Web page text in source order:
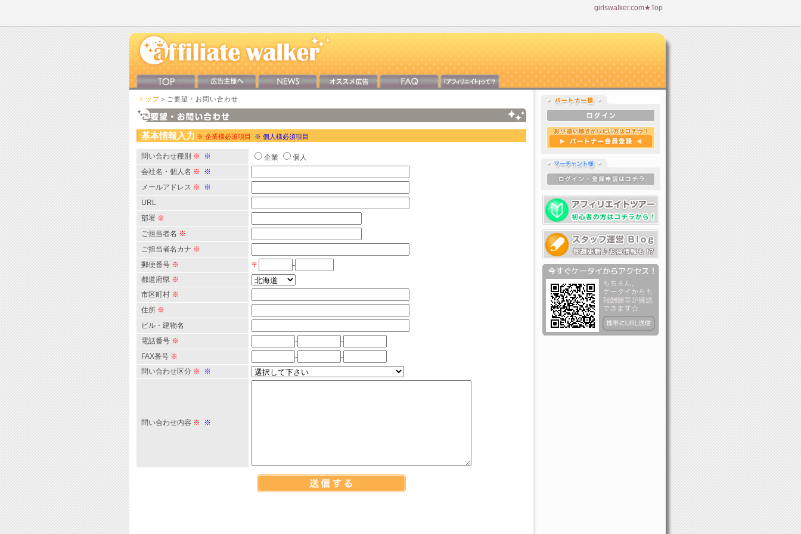
girlswalker.com★Top
トップ ＞ご要望・お問い合わせ
基本情報入力 ※ 企業様必須項目 ※ 個人様必須項目
問い合わせ種別 ※ ※ 企業
個人
会社名・個人名 ※ ※
メールアドレス ※ ※
URL
部署 ※
ご担当者名 ※
ご担当者名カナ ※
郵便番号 ※ 〒
-
都道府県 ※
市区町村 ※
住所 ※
ビル・建物名
電話番号 ※ -
-
FAX番号 ※ -
-
問い合わせ区分 ※ ※
問い合わせ内容 ※ ※